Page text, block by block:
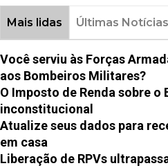
Mais lidas Últimas Notícias
Você serviu às Forças
aos Bombeiros Militares?
O Imposto de Renda sobre o
inconstitucional
Atualize seus dados para
em casa
Liberação de RPVs